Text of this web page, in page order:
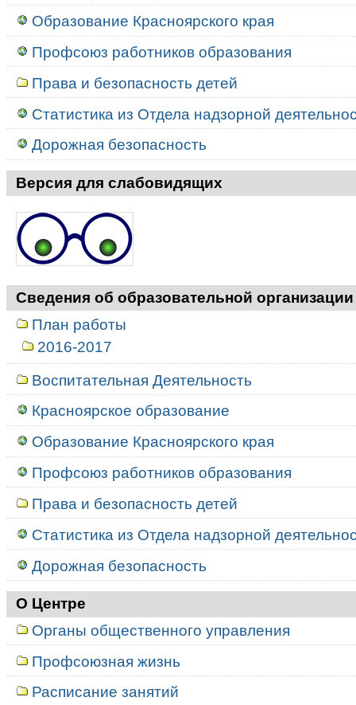
Образование Красноярского края
Профсоюз работников образования
Права и безопасность детей
Статистика из Отдела надзорной
Дорожная безопасность
Версия для слабовидящих
Сведения об образовательной организации
План работы
2016-2017
Воспитательная Деятельность
Красноярское образование
Образование Красноярского края
Профсоюз работников образования
Права и безопасность детей
Статистика из Отдела надзорной
Дорожная безопасность
О Центре
Органы общественного управления
Профсоюзная жизнь
Расписание занятий